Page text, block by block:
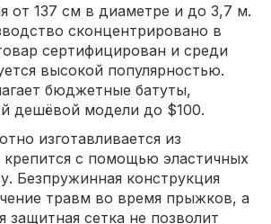
от 137 см в диаметре и до 3,7 м.
сконцентрировано в
сертифицирован и среди
высокой популярностью.
бюджетные батуты,
дешёвой модели до $100.
изготавливается из
крепится с помощью эластичных
Безпружинная конструкция
травм во время прыжков, а
защитная сетка не позволит